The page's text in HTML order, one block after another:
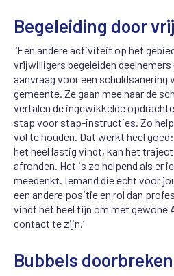
Begeleiding door
‘Een andere activiteit op het
vrijwilligers begeleiden
aanvraag voor een schuldsanering
gemeente. Ze gaan mee naar de
vertalen de ingewikkelde
stap voor stap-instructies. Zo
vol te houden. Dat werkt heel
het heel lastig vindt, kan het
afronden. Het is zo helpend als er
meedenkt. Iemand die echt voor
een andere positie en rol dan
vindt het heel fijn om met gewone
contact te zijn.’
Bubbels doorbreken